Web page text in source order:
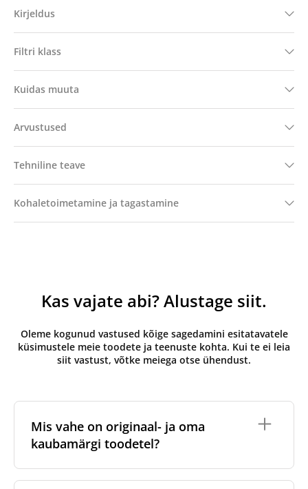
Kirjeldus
Filtri klass
Kuidas muuta
Arvustused
Tehniline teave
Kohaletoimetamine ja tagastamine
Kas vajate abi? Alustage siit.
Oleme kogunud vastused kõige sagedamini esitatavatele
küsimustele meie toodete ja teenuste kohta. Kui te ei leia
siit vastust, võtke meiega otse ühendust.
Mis vahe on originaal- ja oma
kaubamärgi toodetel?